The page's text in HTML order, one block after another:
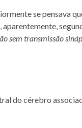
se pensava
sem transmissão
do cérebro